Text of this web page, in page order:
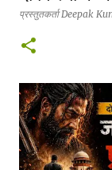
सत्य प्रकट होता है।
प्रस्तुतकर्ताDeepak
प्रस्तुतकर्ताDeepak